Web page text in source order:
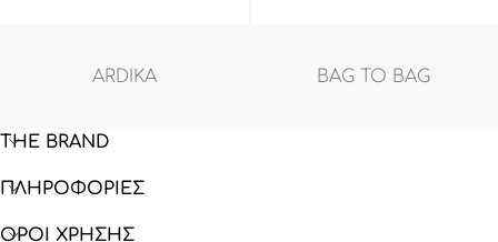
ARDIKA BAG TO BAG
THE BRAND
ΠΛΗΡΟΦΟΡΙΕΣ
ΟΡΟΙ ΧΡΗΣΗΣ